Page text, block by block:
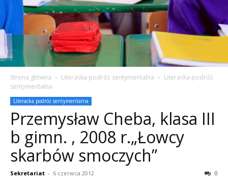
Strona główna Literacka podróż sentymentalna
Literacka podróż
sentymentalna
Literacka podróż sentymentalna
Przemysław Cheba, klasa III
b gimn. , 2008 r.„Łowcy
skarbów smoczych”
Sekretariat - 6 czerwca 2012 0